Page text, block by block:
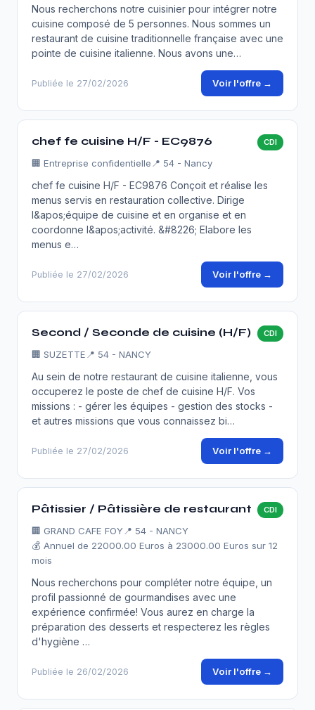
Nous recherchons notre cuisinier pour intégrer notre
cuisine composé de 5 personnes. Nous sommes un
restaurant de cuisine traditionnelle française avec une
pointe de cuisine italienne. Nous avons une…
Publiée le 27/02/2026 Voir l'offre →
chef fe cuisine H/F - EC9876 CDI
🏢 Entreprise confidentielle 📍 54 - Nancy
chef fe cuisine H/F - EC9876 Conçoit et réalise les
menus servis en restauration collective. Dirige
l&apos;équipe de cuisine et en organise et en
coordonne l&apos;activité. &#8226; Elabore les
menus e…
Publiée le 27/02/2026 Voir l'offre →
Second / Seconde de cuisine (H/F) CDI
🏢 SUZETTE 📍 54 - NANCY
Au sein de notre restaurant de cuisine italienne, vous
occuperez le poste de chef de cuisine H/F. Vos
missions : - gérer les équipes - gestion des stocks -
et autres missions que vous connaissez bi…
Publiée le 27/02/2026 Voir l'offre →
Pâtissier / Pâtissière de restaurant CDI
🏢 GRAND CAFE FOY📍 54 - NANCY
💰 Annuel de 22000.00 Euros à 23000.00 Euros sur 12
mois
Nous recherchons pour compléter notre équipe, un
profil passionné de gourmandises avec une
expérience confirmée! Vous aurez en charge la
préparation des desserts et respecterez les règles
d'hygiène …
Publiée le 26/02/2026 Voir l'offre →